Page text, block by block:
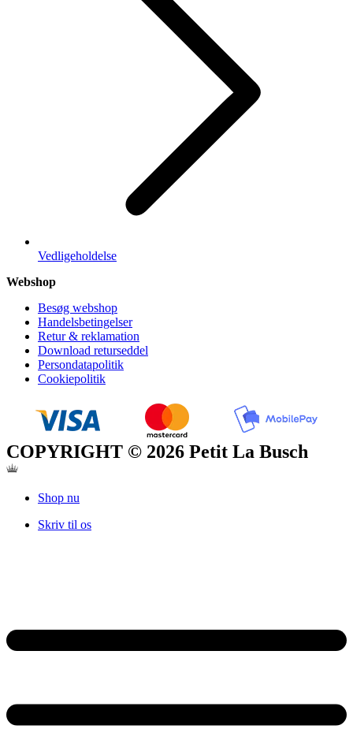
Vedligeholdelse
Webshop
Besøg webshop
Handelsbetingelser
Retur & reklamation
Download returseddel
Persondatapolitik
Cookiepolitik
COPYRIGHT © 2026 Petit La Busch
Shop nu
Skriv til os